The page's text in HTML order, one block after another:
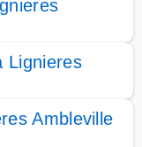
Lignieres
Ambleville